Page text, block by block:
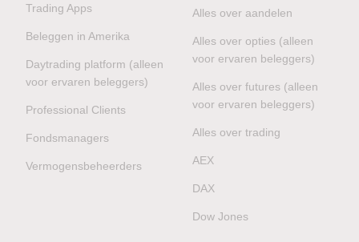
Trading Apps
Beleggen in Amerika
Daytrading platform (alleen
voor ervaren beleggers)
Professional Clients
Fondsmanagers
Vermogensbeheerders
Alles over aandelen
Alles over opties (alleen
voor ervaren beleggers)
Alles over futures (alleen
voor ervaren beleggers)
Alles over trading
AEX
DAX
Dow Jones